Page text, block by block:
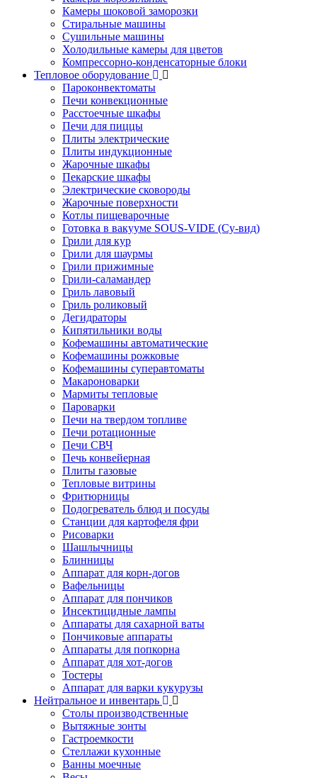
Камеры шоковой заморозки
Стиральные машины
Сушильные машины
Холодильные камеры для цветов
Компрессорно-конденсаторные блоки
Тепловое оборудование
Пароконвектоматы
Печи конвекционные
Расстоечные шкафы
Печи для пиццы
Плиты электрические
Плиты индукционные
Жарочные шкафы
Пекарские шкафы
Электрические сковороды
Жарочные поверхности
Котлы пищеварочные
Готовка в вакууме SOUS-VIDE (Су-вид)
Грили для кур
Грили для шаурмы
Грили прижимные
Грили-саламандер
Гриль лавовый
Гриль роликовый
Дегидраторы
Кипятильники воды
Кофемашины автоматические
Кофемашины рожковые
Кофемашины суперавтоматы
Макароноварки
Мармиты тепловые
Пароварки
Печи на твердом топливе
Печи ротационные
Печи СВЧ
Печь конвейерная
Плиты газовые
Тепловые витрины
Фритюрницы
Подогреватель блюд и посуды
Станции для картофеля фри
Рисоварки
Шашлычницы
Блинницы
Аппарат для корн-догов
Вафельницы
Аппарат для пончиков
Инсектицидные лампы
Аппараты для сахарной ваты
Пончиковые аппараты
Аппараты для попкорна
Аппарат для хот-догов
Тостеры
Аппарат для варки кукурузы
Нейтральное и инвентарь
Столы производственные
Вытяжные зонты
Гастроемкости
Стеллажи кухонные
Ванны моечные